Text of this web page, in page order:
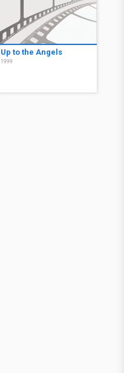
Up to the Angels
1999